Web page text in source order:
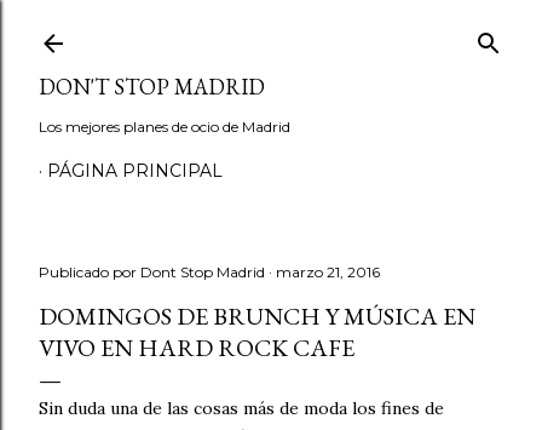
DON'T STOP MADRID
Los mejores planes de ocio de Madrid
PÁGINA PRINCIPAL
Publicado por Dont Stop Madrid marzo 21, 2016
DOMINGOS DE BRUNCH Y MÚSICA EN
VIVO EN HARD ROCK CAFE
Sin duda una de las cosas más de moda los fines de